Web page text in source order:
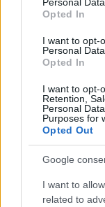
Opted In
I want to opt-
Personal
Opted In
I want to opt-
Retention,
Personal
Purposes for
Opted Out
Google
I want to
related to
benefici che
climatica.
AUTORE
le